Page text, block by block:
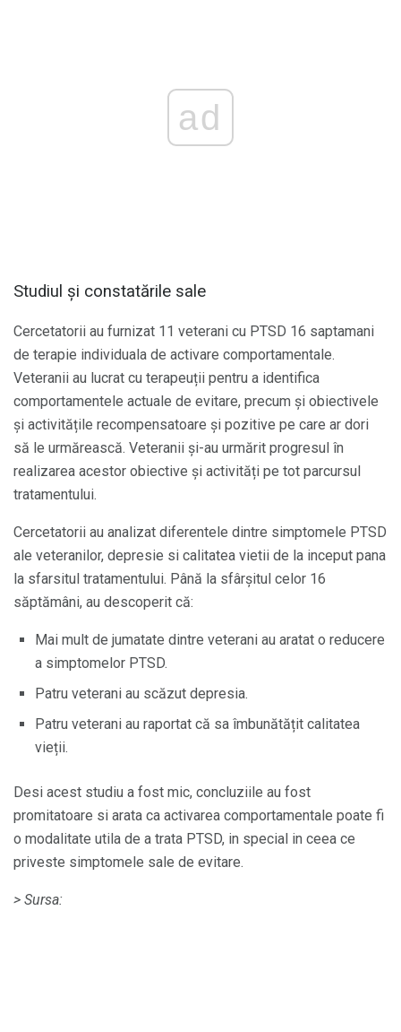
ad
Studiul și constatările sale
Cercetatorii au furnizat 11 veterani cu PTSD 16 saptamani
de terapie individuala de activare comportamentale.
Veteranii au lucrat cu terapeuții pentru a identifica
comportamentele actuale de evitare, precum și obiectivele
și activitățile recompensatoare și pozitive pe care ar dori
să le urmărească. Veteranii și-au urmărit progresul în
realizarea acestor obiective și activități pe tot parcursul
tratamentului.
Cercetatorii au analizat diferentele dintre simptomele PTSD
ale veteranilor, depresie si calitatea vietii de la inceput pana
la sfarsitul tratamentului. Până la sfârșitul celor 16
săptămâni, au descoperit că:
Mai mult de jumatate dintre veterani au aratat o reducere
a simptomelor PTSD.
Patru veterani au scăzut depresia.
Patru veterani au raportat că sa îmbunătățit calitatea
vieții.
Desi acest studiu a fost mic, concluziile au fost
promitatoare si arata ca activarea comportamentale poate fi
o modalitate utila de a trata PTSD, in special in ceea ce
priveste simptomele sale de evitare.
> Sursa: